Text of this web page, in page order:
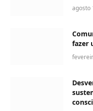
agosto
fazer